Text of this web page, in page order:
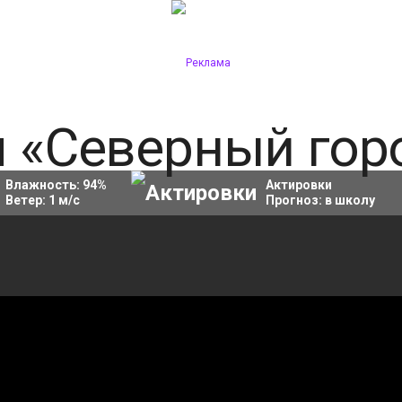
Влажность: 94%
Ветер: 1 м/с
Актировки
Прогноз: в школу